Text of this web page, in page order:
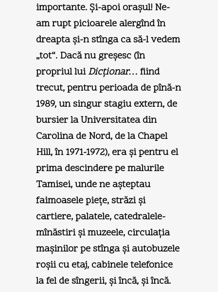
importante. Şi-apoi oraşul! Ne-
am rupt picioarele alergînd în
dreapta şi-n stînga ca să-l vedem
„tot“. Dacă nu greşesc (în
propriul luiDicţionar… fiind
trecut, pentru perioada de pînă-n
1989, un singur stagiu extern, de
bursier la Universitatea din
Carolina de Nord, de la Chapel
Hill, în 1971-1972), era şi pentru el
prima descindere pe malurile
Tamisei, unde ne aşteptau
faimoasele pieţe, străzi şi
cartiere, palatele, catedralele-
mînăstiri şi muzeele, circulaţia
maşinilor pe stînga şi autobuzele
roşii cu etaj, cabinele telefonice
la fel de sîngerii, şi încă, şi încă.